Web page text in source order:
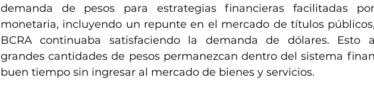
demanda de pesos para estrategias financieras facilitadas
monetaria, incluyendo un repunte en el mercado de títulos
BCRA continuaba satisfaciendo la demanda de dólares. Esto
grandes cantidades de pesos permanezcan dentro del sistema
buen tiempo sin ingresar al mercado de bienes y servicios.